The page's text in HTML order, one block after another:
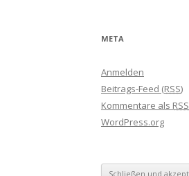
META
Anmelden
Beitrags-Feed (RSS)
Kommentare als RSS
WordPress.org